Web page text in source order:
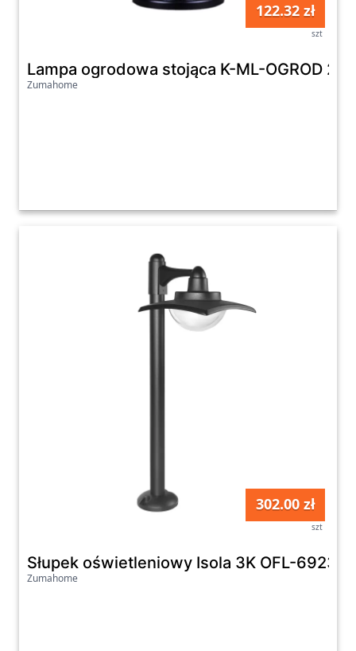
122.32 zł
szt
Lampa ogrodowa stojąca K-ML-OGROD
Zumahome
302.00 zł
szt
Słupek oświetleniowy Isola 3K OFL-6923-
Zumahome